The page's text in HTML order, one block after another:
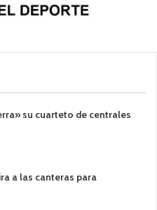
su cuarteto de centrales
a las canteras para